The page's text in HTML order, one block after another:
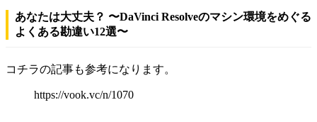
あなたは大丈夫？ 〜DaVinci Resolveのマシン環境をめぐる
よくある勘違い12選〜
コチラの記事も参考になります。
https://vook.vc/n/1070